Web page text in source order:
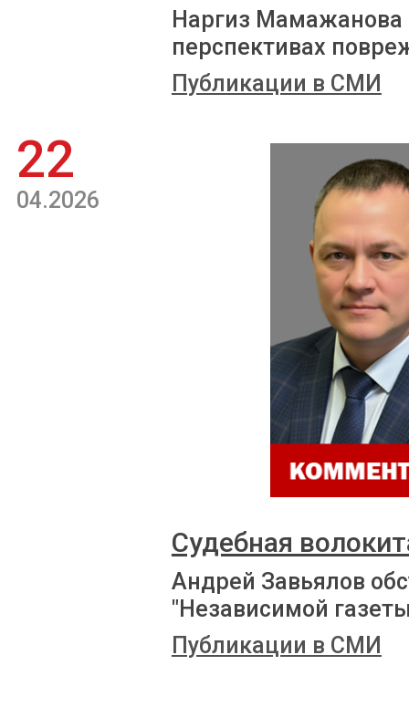
Наргиз Мамажанова
перспективах
Публикации в СМИ
22
04.2026
Судебная
Андрей Завьялов
"Независимой
Публикации в СМИ